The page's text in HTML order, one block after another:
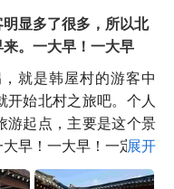
显多了很多，所以北
。一大早！一大早
就是韩屋村的游客中
始北村之旅吧。个人
游起点，主要是这个景
早！一大早！一定...
展开